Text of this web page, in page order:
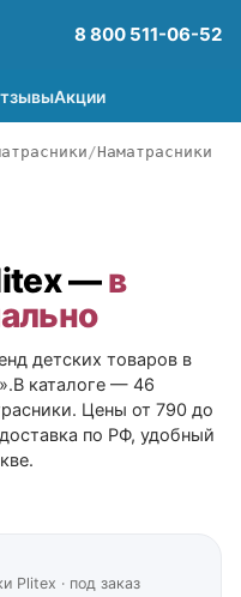
8 800 511-06-52
Акции
Наматрасники
—в
детских товаров в
каталоге — 46
Цены от 790 до
по РФ, удобный
Plitex · под заказ